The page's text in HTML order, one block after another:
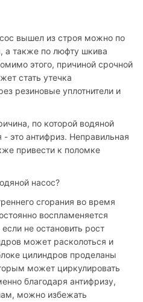
вышел из строя можно по
а также по люфту шкива
этого, причиной срочной
стать утечка
резиновые уплотнители и
по которой водяной
это антифриз. Неправильная
привести к поломке
насос?
сгорания во время
воспламеняется
не остановить рост
может расколоться и
цилиндров проделаны
может циркулировать
благодаря антифризу,
можно избежать